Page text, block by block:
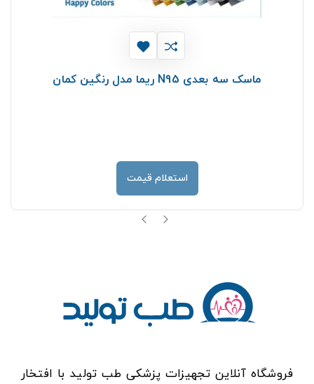
ماسک سه بعدی N95 ریما مدل رنگین کمان
استعلام قیمت
فروشگاه آنلاین تجهیزات پزشکی طب تولید با افتخار